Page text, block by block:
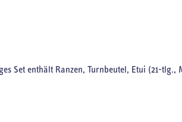
Set enthält Ranzen, Turnbeutel, Etui (21-tlg.,